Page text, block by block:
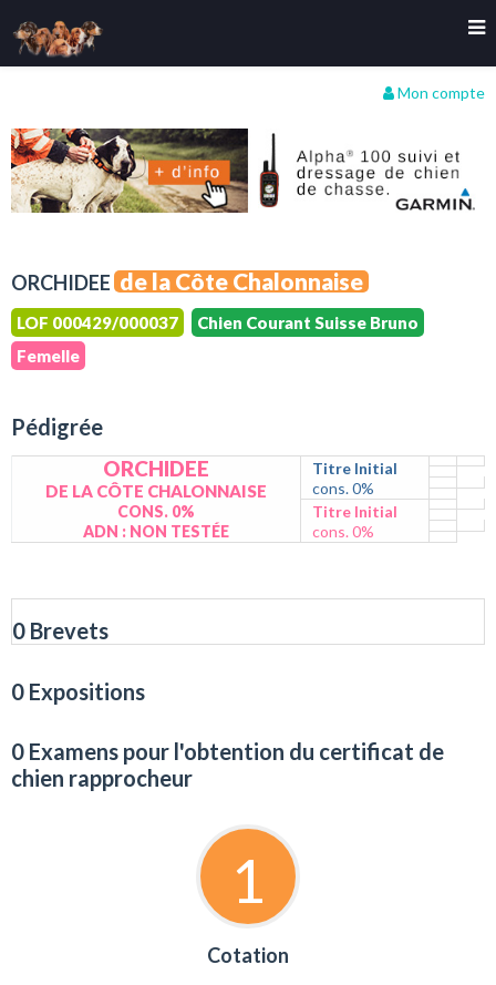
Mon compte
ORCHIDEE de la Côte Chalonnaise
LOF 000429/000037
Chien Courant Suisse Bruno
Femelle
Pédigrée
ORCHIDEE
DE LA CÔTE CHALONNAISE
CONS. 0%
ADN : NON TESTÉE
Titre Initial
cons. 0%
Titre Initial
cons. 0%
0 Brevets
0 Expositions
0 Examens pour l'obtention du certificat de
chien rapprocheur
1
Cotation